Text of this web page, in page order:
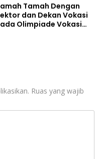
Tamah Dengan
dan Dekan Vokasi
Olimpiade Vokasi
Ruas yang wajib